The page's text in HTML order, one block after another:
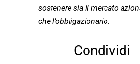
sostenere sia il mercato
che l’obbligazionario.
Condividi